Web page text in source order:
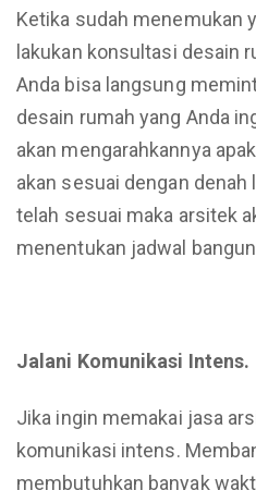
Ketika sudah menemukan
lakukan konsultasi desain
Anda bisa langsung
desain rumah yang Anda
akan mengarahkannya
akan sesuai dengan denah
telah sesuai maka arsitek
menentukan jadwal
Jalani Komunikasi Intens.
Jika ingin memakai jasa
komunikasi intens.
membutuhkan banyak